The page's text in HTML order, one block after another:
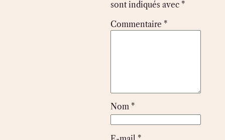
sont indiqués avec *
Commentaire *
Nom *